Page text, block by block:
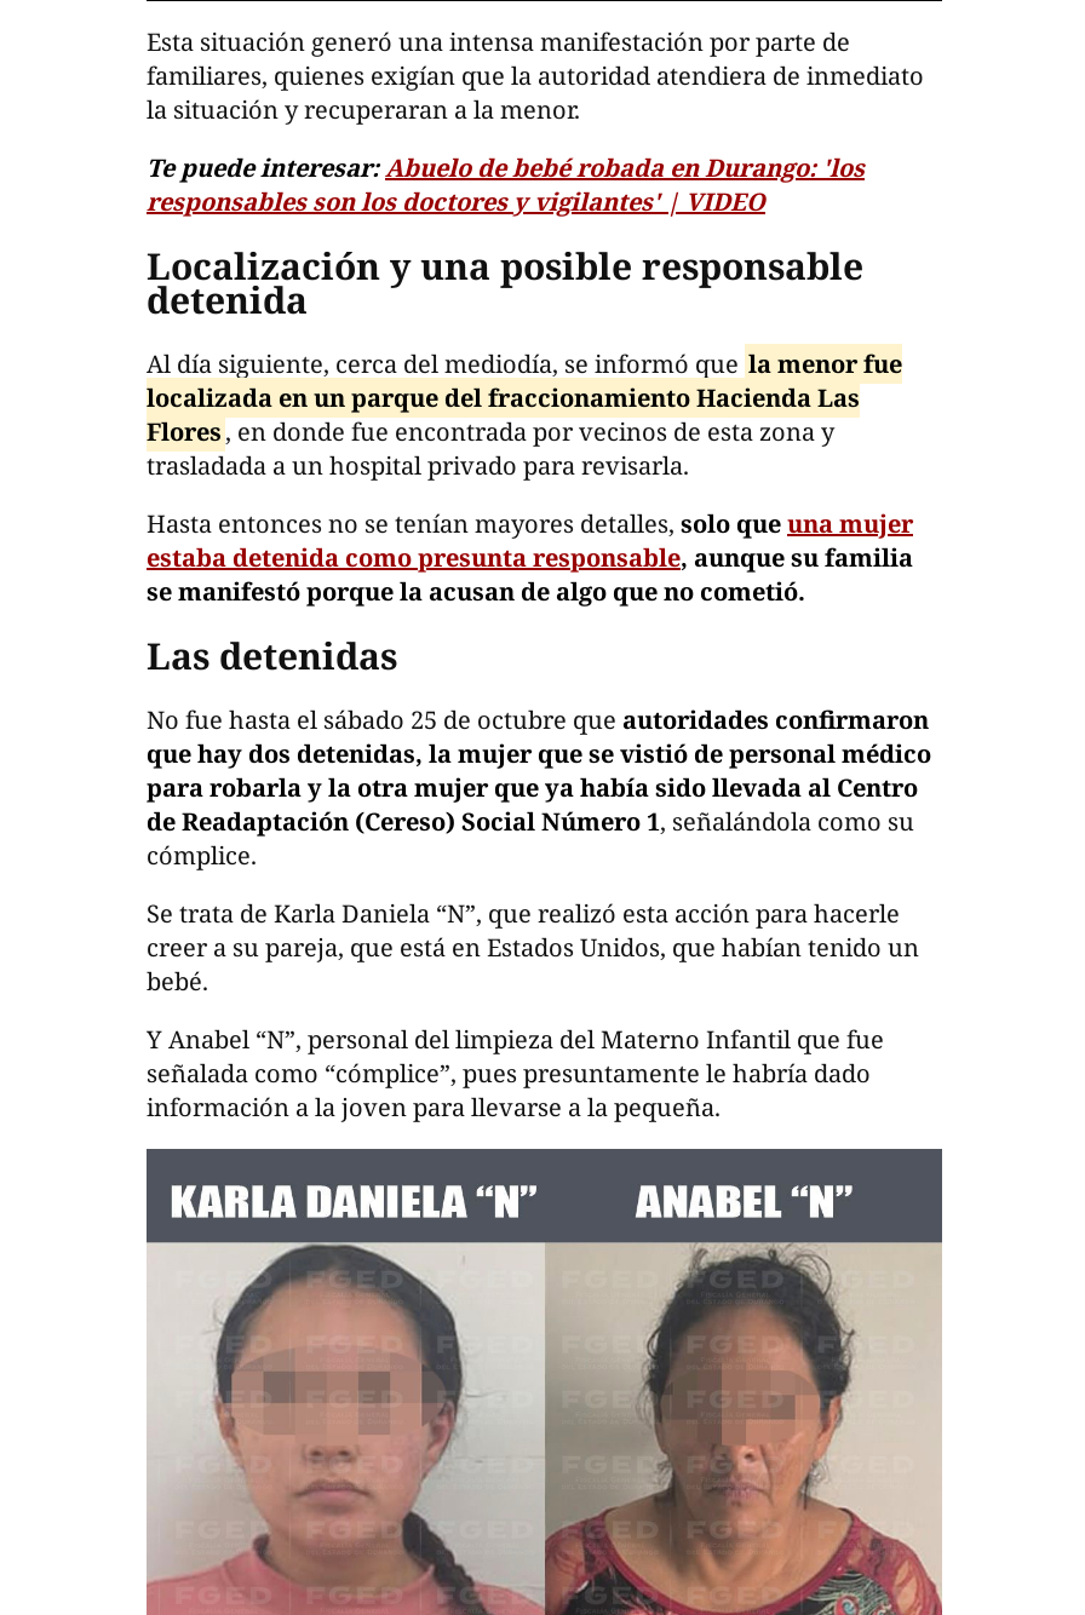
Esta situación generó una intensa manifestación por parte de
familiares, quienes exigían que la autoridad atendiera de inmediato
la situación y recuperaran a la menor.
Te puede interesar:Abuelo de bebé robada en Durango: 'los
responsables son los doctores y vigilantes' | VIDEO
Localización y una posible responsable
detenida
Al día siguiente, cerca del mediodía, se informó que la menor fue
localizada en un parque del fraccionamiento Hacienda Las
Flores, en donde fue encontrada por vecinos de esta zona y
trasladada a un hospital privado para revisarla.
Hasta entonces no se tenían mayores detalles, solo queuna mujer
estaba detenida como presunta responsable, aunque su familia
se manifestó porque la acusan de algo que no cometió.
Las detenidas
No fue hasta el sábado 25 de octubre que autoridades confirmaron
que hay dos detenidas, la mujer que se vistió de personal médico
para robarla y la otra mujer que ya había sido llevada al Centro
de Readaptación (Cereso) Social Número 1, señalándola como su
cómplice.
Se trata de Karla Daniela “N”, que realizó esta acción para hacerle
creer a su pareja, que está en Estados Unidos, que habían tenido un
bebé.
Y Anabel “N”, personal del limpieza del Materno Infantil que fue
señalada como “cómplice”, pues presuntamente le habría dado
información a la joven para llevarse a la pequeña.